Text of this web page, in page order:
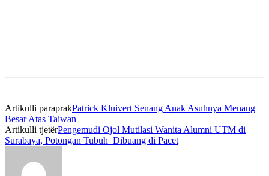
Artikulli paraprakPatrick Kluivert Senang Anak Asuhnya Menang
Besar Atas Taiwan
Artikulli tjetërPengemudi Ojol Mutilasi Wanita Alumni UTM di
Surabaya, Potongan Tubuh Dibuang di Pacet